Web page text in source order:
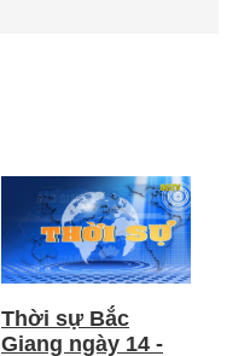
Thời sự Bắc
Giang ngày 14 -